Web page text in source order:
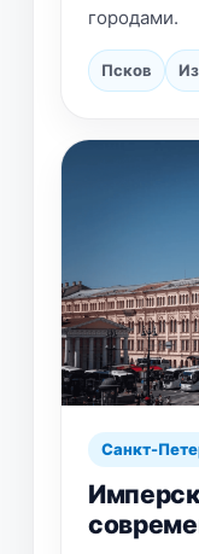
городами.
Псков
Санкт-